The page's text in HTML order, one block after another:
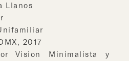
Llanos
2017
Vision Minimalista y